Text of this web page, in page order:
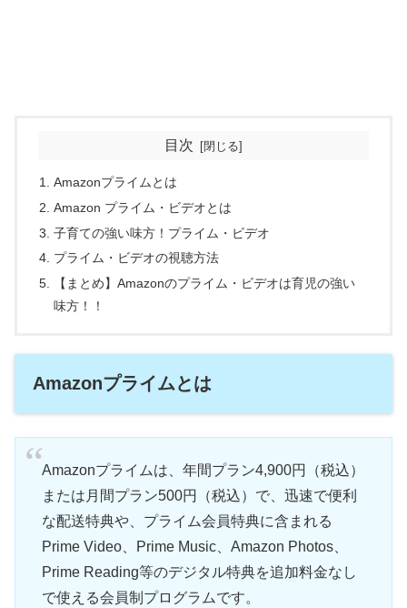
目次
Amazonプライムとは
Amazon プライム・ビデオとは
子育ての強い味方！プライム・ビデオ
プライム・ビデオの視聴方法
【まとめ】Amazonのプライム・ビデオは育児の強い
味方！！
Amazonプライムとは
Amazonプライムは、年間プラン4,900円（税込）
または月間プラン500円（税込）で、迅速で便利
な配送特典や、プライム会員特典に含まれる
Prime Video、Prime Music、Amazon Photos、
Prime Reading等のデジタル特典を追加料金なし
で使える会員制プログラムです。